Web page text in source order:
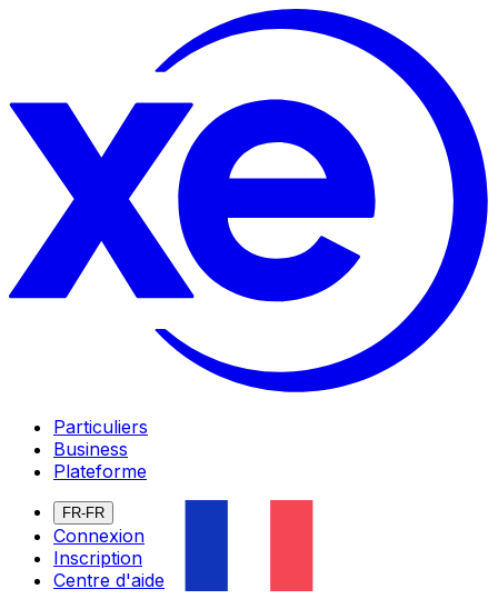
Particuliers
Business
Plateforme
FR-FR
Connexion
Inscription
Centre d'aide